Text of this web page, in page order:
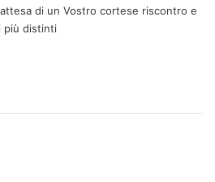
attesa di un Vostro cortese riscontro e
più distinti